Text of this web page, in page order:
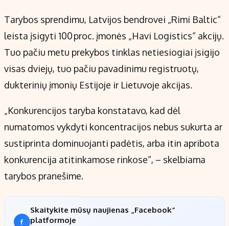
Tarybos sprendimu, Latvijos bendrovei „Rimi Baltic“
leista įsigyti 100 proc. įmonės „Havi Logistics“ akcijų.
Tuo pačiu metu prekybos tinklas netiesiogiai įsigijo
visas dviejų, tuo pačiu pavadinimu registruotų,
dukterinių įmonių Estijoje ir Lietuvoje akcijas.
„Konkurencijos taryba konstatavo, kad dėl
numatomos vykdyti koncentracijos nebus sukurta ar
sustiprinta dominuojanti padėtis, arba itin apribota
konkurencija atitinkamose rinkose“, – skelbiama
tarybos pranešime.
Skaitykite mūsų naujienas „Facebook“
platformoje